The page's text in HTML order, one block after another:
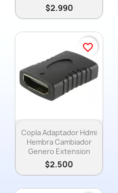
$2.990
 Vista rápida
Copla Adaptador Hdmi
Hembra Cambiador
Genero Extension
$2.500
favorite_border